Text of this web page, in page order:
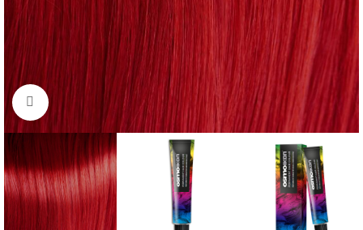
Click to enlarge